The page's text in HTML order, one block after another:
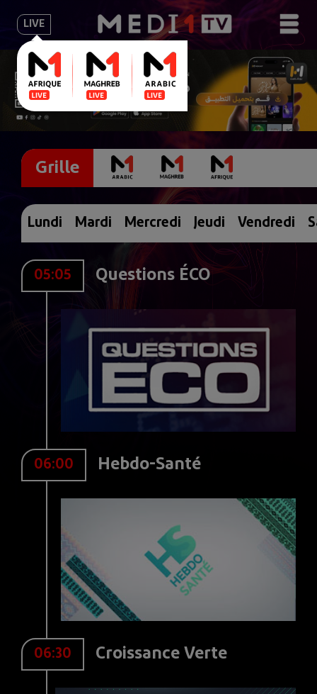
LIVE
Grille
Lundi Mardi Mercredi Jeudi Vendredi
05:05 Questions ÉCO
06:00 Hebdo-Santé
06:30 Croissance Verte